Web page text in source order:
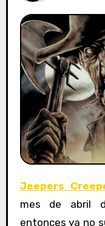
Jeepers
mes de abril
entonces ya no